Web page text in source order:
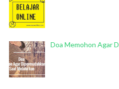
Doa Memohon Agar